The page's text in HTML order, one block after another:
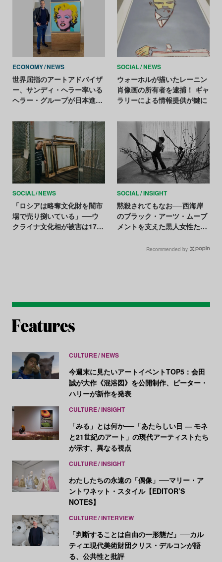
ECONOMY NEWS
世界屈指のアートアドバイザ
ー、サンディ・ヘラー率いる
ヘラー・グループが日本進
子
SOCIAL NEWS
ウォーホルが描いたレーニン
肖像画の所有者を逮捕！ ギャ
ラリーによる情報提供が鍵に
SOCIAL NEWS
「ロシアは略奪文化財を闇市
場で売り捌いている」──ウ
クライナ文化相が被害は170
SOCIAL INSIGHT
黙殺されてもなお──西海岸
のブラック・アーツ・ムーブ
メントを支えた黒人女性たち
Recommended by
CULTURE NEWS
今週末に見たいアートイベントTOP5：会田
誠が大作《混浴図》を公開制作、ピーター・
ハリーが新作を発表
CULTURE INSIGHT
「みる」とは何か──「あたらしい目 ― モネ
と21世紀のアート」の現代アーティストたち
が示す、異なる視点
CULTURE INSIGHT
わたしたちの永遠の「偶像」──マリー・ア
ントワネット・スタイル【EDITOR’S
NOTES】
CULTURE INTERVIEW
「判断することは自由の一形態だ」──カル
ティエ現代美術財団クリス・デルコンが語
る、公共性と批評